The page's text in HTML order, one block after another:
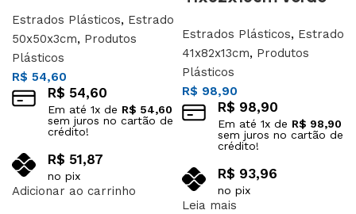
Estrados Plásticos, Estrado
50x50x3cm, Produtos
Plásticos
R$ 54,60
R$ 54,60
Em até 1x de R$ 54,60
sem juros no cartão de
crédito!
R$ 51,87
no pix
Adicionar ao carrinho
Estrados Plásticos, Estrado
41x82x13cm, Produtos
Plásticos
R$ 98,90
R$ 98,90
Em até 1x de R$ 98,90
sem juros no cartão de
crédito!
R$ 93,96
no pix
Leia mais